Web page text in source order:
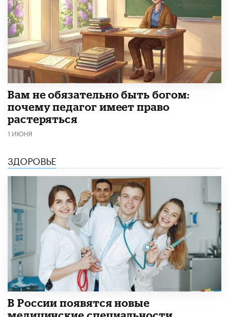
​Вам не обязательно быть богом:
почему педагог имеет право
растеряться
1 ИЮНЯ
ЗДОРОВЬЕ
В России появятся новые